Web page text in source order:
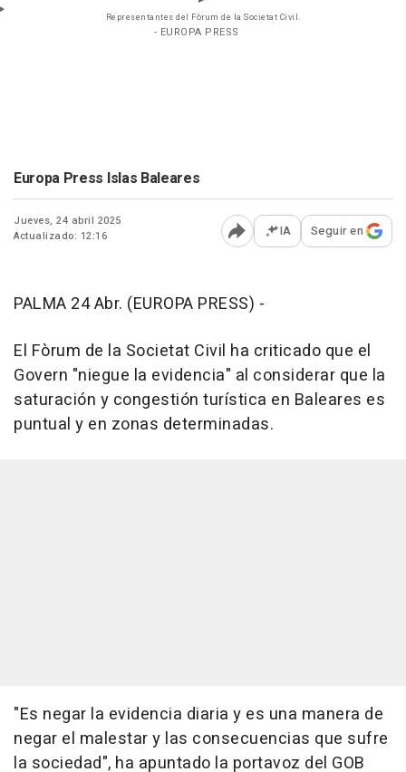
Representantes del Fòrum de la Societat Civil.
- EUROPA PRESS
Europa Press Islas Baleares
Jueves, 24 abril 2025
Actualizado: 12:16
Abrir opciones para
IA Seguir en
PALMA 24 Abr. (EUROPA PRESS) -
El Fòrum de la Societat Civil ha criticado que el
Govern "niegue la evidencia" al considerar que la
saturación y congestión turística en Baleares es
puntual y en zonas determinadas.
"Es negar la evidencia diaria y es una manera de
negar el malestar y las consecuencias que sufre
la sociedad", ha apuntado la portavoz del GOB